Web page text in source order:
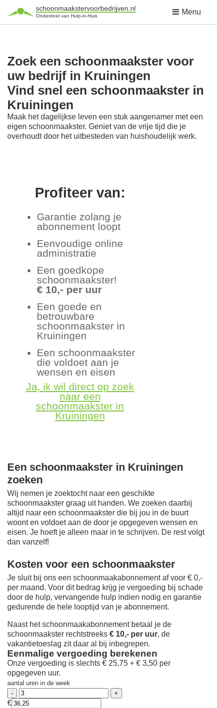
schoonmaakstervoorbedrijven.nl
Onderdeel van Hulp-in-Huis Menu
Zoek een schoonmaakster voor
uw bedrijf in Kruiningen
Vind snel een schoonmaakster in
Kruiningen
Maak het dagelijkse leven een stuk aangenamer met een
eigen schoonmaakster. Geniet van de vrije tijd die je
overhoudt door het uitbesteden van huishoudelijk werk.
Profiteer van:
Garantie zolang je
abonnement loopt
Eenvoudige online
administratie
Een goedkope
schoonmaakster!
€ 10,- per uur
Een goede en
betrouwbare
schoonmaakster in
Kruiningen
Een schoonmaakster
die voldoet aan je
wensen en eisen
Ja, ik wil direct op zoek
naar een
schoonmaakster in
Kruiningen
Een schoonmaakster in Kruiningen
zoeken
Wij nemen je zoektocht naar een geschikte
schoonmaakster graag uit handen. We zoeken daarbij
altijd naar een schoonmaakster die bij jou in de buurt
woont en voldoet aan de door je opgegeven wensen en
eisen. Je hoeft je alleen maar in te schrijven. De rest volgt
dan vanzelf!
Kosten voor een schoonmaakster
Je sluit bij ons een schoonmaakabonnement af voor € 0,-
per maand. Voor dit bedrag krijg je vergoeding bij schade
door de hulp, vervangende hulp indien nodig en garantie
gedurende de hele looptijd van je abonnement.
Naast het schoonmaakabonnement betaal je de
schoonmaakster rechtstreeks € 10,- per uur, de
vakantietoeslag zit daar al bij inbegrepen.
Eenmalige vergoeding berekenen
Onze vergoeding is slechts € 25,75 + € 3,50 per
opgegeven uur.
aantal uren in de week
€